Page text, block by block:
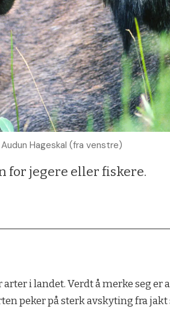
Hageskal (fra venstre)
for jegere eller fiskere.
i landet. Verdt å merke seg er
peker på sterk avskyting fra